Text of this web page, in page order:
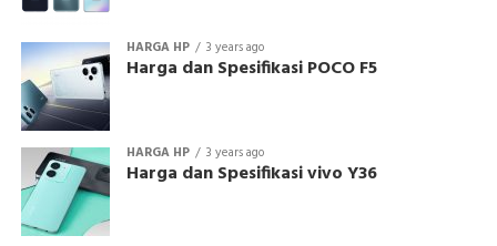
HARGA HP 3 years ago
Harga dan Spesifikasi POCO F5
HARGA HP 3 years ago
Harga dan Spesifikasi vivo Y36